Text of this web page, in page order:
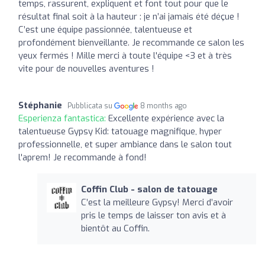
temps, rassurent, expliquent et font tout pour que le
résultat final soit à la hauteur : je n’ai jamais été déçue !
C’est une équipe passionnée, talentueuse et
profondément bienveillante. Je recommande ce salon les
yeux fermés ! Mille merci à toute l'équipe <3 et à très
vite pour de nouvelles aventures !
Stéphanie Pubblicata su 8 months ago
Esperienza fantastica: Excellente expérience avec la
talentueuse Gypsy Kid: tatouage magnifique, hyper
professionnelle, et super ambiance dans le salon tout
l'aprem! Je recommande à fond!
Coffin Club - salon de tatouage
C’est la meilleure Gypsy! Merci d’avoir
pris le temps de laisser ton avis et à
bientôt au Coffin.